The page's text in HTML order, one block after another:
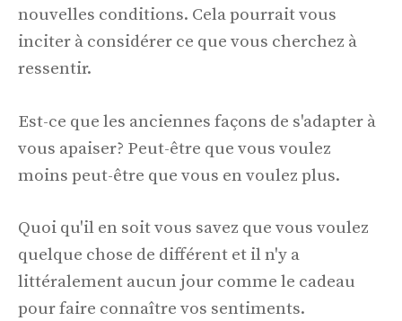
nouvelles conditions. Cela pourrait vous
inciter à considérer ce que vous cherchez à
ressentir.
Est-ce que les anciennes façons de s'adapter à
vous apaiser? Peut-être que vous voulez
moins peut-être que vous en voulez plus.
Quoi qu'il en soit vous savez que vous voulez
quelque chose de différent et il n'y a
littéralement aucun jour comme le cadeau
pour faire connaître vos sentiments.